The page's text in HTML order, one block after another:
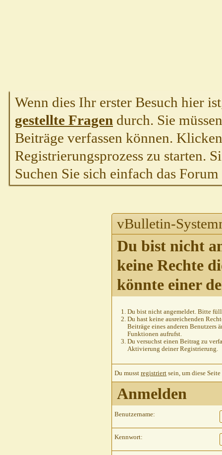
Wenn dies Ihr erster Besuch hier
gestellte Fragen durch. Sie
Beiträge verfassen können.
Registrierungsprozess zu starten.
Suchen Sie sich einfach das
vBulletin-
Du bist nicht
keine Rechte
könnte einer
Du bist nicht angemeldet. Bitte
Du hast keine ausreichenden
Beiträge eines anderen Benutzers
Funktionen aufrufst.
Du versuchst einen Beitrag zu
Aktivierung deiner Registrierung.
Du musst registriert sein, um diese
Anmelden
Benutzername:
Kennwort: